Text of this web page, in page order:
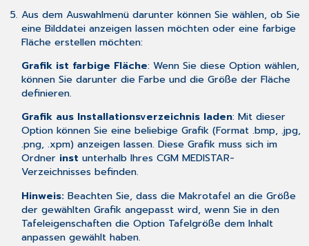
Aus dem Auswahlmenü darunter können Sie wählen, ob Sie
eine Bilddatei anzeigen lassen möchten oder eine farbige
Fläche erstellen möchten:
Grafik ist farbige Fläche: Wenn Sie diese Option wählen,
können Sie darunter die Farbe und die Größe der Fläche
definieren.
Grafik aus Installationsverzeichnis laden: Mit dieser
Option können Sie eine beliebige Grafik (Format .bmp, .jpg,
.png, .xpm) anzeigen lassen. Diese Grafik muss sich im
Ordner inst unterhalb Ihres CGM MEDISTAR-
Verzeichnisses befinden.
Hinweis: Beachten Sie, dass die Makrotafel an die Größe
der gewählten Grafik angepasst wird, wenn Sie in den
Tafeleigenschaften die Option Tafelgröße dem Inhalt
anpassengewählt haben.